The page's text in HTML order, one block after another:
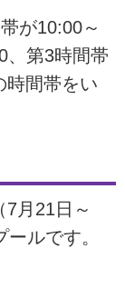
が10:00～
、第3時間帯
時間帯をい
月21日～
ルです。